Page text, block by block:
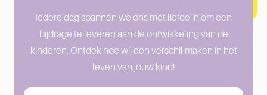
Iedere dag spannen we ons met liefde in om een
bijdrage te leveren aan de ontwikkeling van de
kinderen. Ontdek hoe wij een verschil maken in het
leven van jouw kind!